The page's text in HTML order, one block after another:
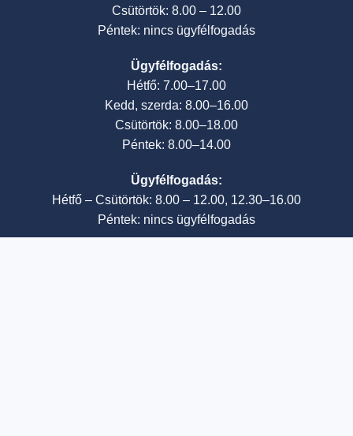
Csütörtök: 8.00 – 12.00
Péntek: nincs ügyfélfogadás
Ügyfélfogadás:
Hétfő: 7.00–17.00
Kedd, szerda: 8.00–16.00
Csütörtök: 8.00–18.00
Péntek: 8.00–14.00
Ügyfélfogadás:
Hétfő – Csütörtök: 8.00 – 12.00, 12.30–16.00
Péntek: nincs ügyfélfogadás